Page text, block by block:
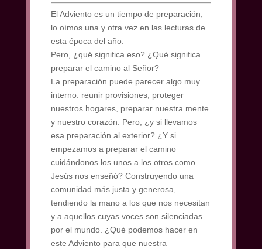
El Adviento es un tiempo de preparación,
lo oímos una y otra vez en las lecturas de
esta época del año.
Pero, ¿qué significa eso? ¿Qué significa
preparar el camino al Señor?
La preparación puede parecer algo muy
interno: reunir provisiones, proteger
nuestros hogares, preparar nuestra mente
y nuestro corazón. Pero, ¿y si llevamos
esa preparación al exterior? ¿Y si
empezamos a preparar el camino
cuidándonos los unos a los otros como
Jesús nos enseñó? Construyendo una
comunidad más justa y generosa,
tendiendo la mano a los que nos necesitan
y a aquellos cuyas voces son silenciadas
por el mundo. ¿Qué podemos hacer en
este Adviento para que nuestra